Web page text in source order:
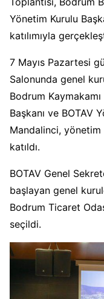
Yönetim Kurulu
katılımıyla
7 Mayıs Pazartesi
Salonunda genel
Bodrum
Başkanı ve BOTAV
Mandalinci,
katıldı.
BOTAV Genel
başlayan genel
Bodrum Ticaret
seçildi.